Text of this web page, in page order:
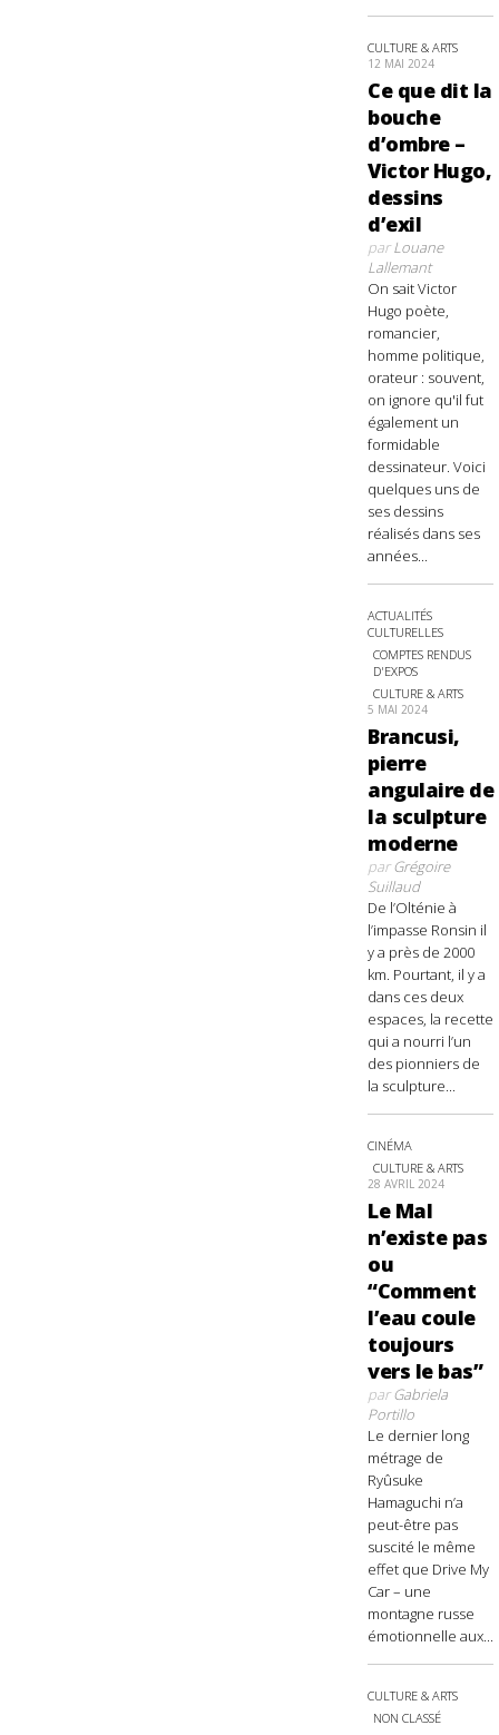
CULTURE & ARTS
12 MAI 2024
Ce que dit la
bouche
d’ombre –
Victor Hugo,
dessins
d’exil
parLouane
Lallemant
On sait Victor
Hugo poète,
romancier,
homme politique,
orateur : souvent,
on ignore qu'il fut
également un
formidable
dessinateur. Voici
quelques uns de
ses dessins
réalisés dans ses
années...
ACTUALITÉS
CULTURELLES
COMPTES RENDUS
D'EXPOS
CULTURE & ARTS
5 MAI 2024
Brancusi,
pierre
angulaire de
la sculpture
moderne
parGrégoire
Suillaud
De l’Olténie à
l’impasse Ronsin il
y a près de 2000
km. Pourtant, il y a
dans ces deux
espaces, la recette
qui a nourri l’un
des pionniers de
la sculpture...
CINÉMA
CULTURE & ARTS
28 AVRIL 2024
Le Mal
n’existe pas
ou
“Comment
l’eau coule
toujours
vers le bas”
parGabriela
Portillo
Le dernier long
métrage de
Ryûsuke
Hamaguchi n’a
peut-être pas
suscité le même
effet que Drive My
Car – une
montagne russe
émotionnelle aux...
CULTURE & ARTS
NON CLASSÉ